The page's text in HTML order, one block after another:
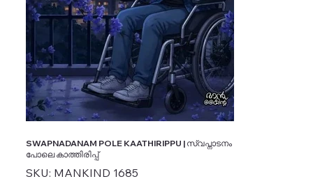
SWAPNADANAM POLE KAATHIRIPPU | സ്വപ്നാടനം
പോലെ കാത്തിരിപ്പ്
SKU: SKU
MANKIND
MANKIND 1685